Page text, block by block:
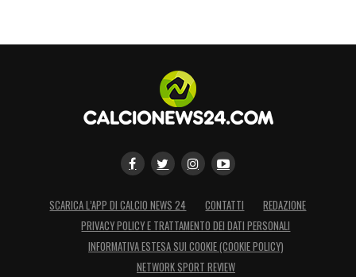
SCARICA L’APP DI CALCIO NEWS 24 CONTATTI
REDAZIONE
PRIVACY POLICY E TRATTAMENTO DEI DATI PERSONALI
INFORMATIVA ESTESA SUI COOKIE (COOKIE POLICY)
NETWORK SPORT REVIEW